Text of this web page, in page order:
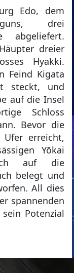
Edo, dem
drei
abgeliefert.
dreier
Hyakki.
Feind Kigata
steckt, und
auf die Insel
Schloss
Bevor die
Ufer erreicht,
Yōkai
auf die
belegt und
All dies
spannenden
Potenzial